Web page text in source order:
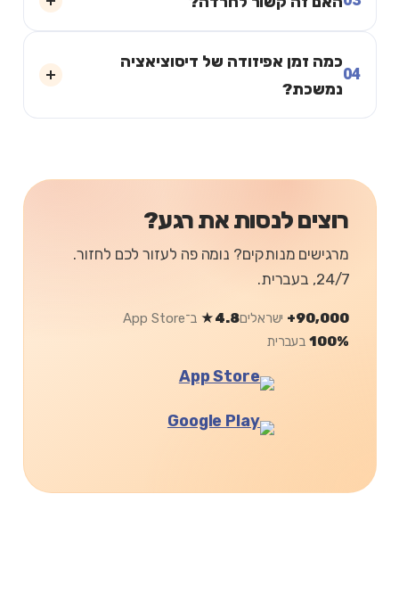
04
כמה זמן אפיזודה של דיסוציאציה
נמשכת?
רוצים לנסות את רגע?
מרגישים מנותקים? נומה פה לעזור לכם לחזור.
24/7, בעברית.
90,000+ ישראלים4.8★
ב־App Store
100%בעברית